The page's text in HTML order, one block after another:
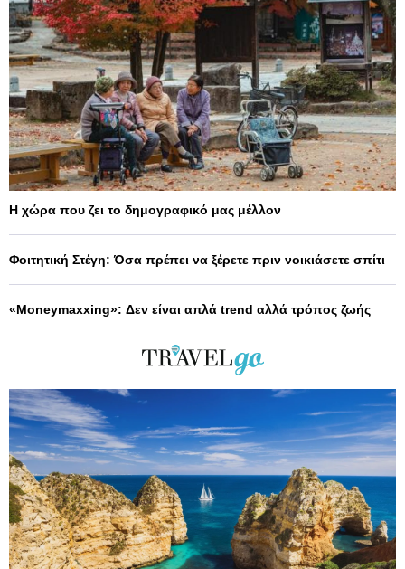
Η χώρα που ζει το δημογραφικό μας μέλλον
Φοιτητική Στέγη: Όσα πρέπει να ξέρετε πριν νοικιάσετε σπίτι
«Moneymaxxing»: Δεν είναι απλά trend αλλά τρόπος ζωής